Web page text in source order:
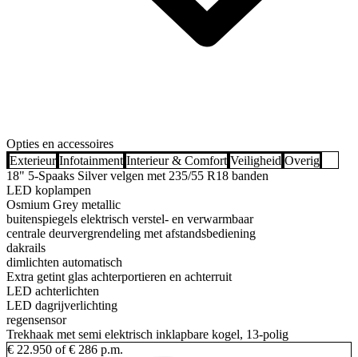
Opties en accessoires
Exterieur Infotainment Interieur & Comfort Veiligheid Overig
18" 5-Spaaks Silver velgen met 235/55 R18 banden
LED koplampen
Osmium Grey metallic
buitenspiegels elektrisch verstel- en verwarmbaar
centrale deurvergrendeling met afstandsbediening
dakrails
dimlichten automatisch
Extra getint glas achterportieren en achterruit
LED achterlichten
LED dagrijverlichting
regensensor
Trekhaak met semi elektrisch inklapbare kogel, 13-polig
€ 22.950 of € 286 p.m.